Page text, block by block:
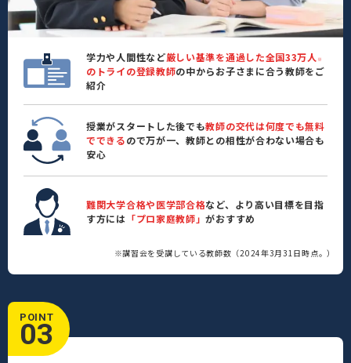
学力や人間性など厳しい基準を通過した全国33万人 ※
のトライの登録教師の中からお子さまに合う教師をご
紹介
授業がスタートした後でも教師の交代は何度でも無料
でできるので万が一、教師との相性が合わない場合も
安心
難関大学合格や医学部合格など、より高い目標を目指
す方には 「プロ家庭教師」がおすすめ
※講習会を受講している教師数（2024年3月31日時点。）
POINT
03